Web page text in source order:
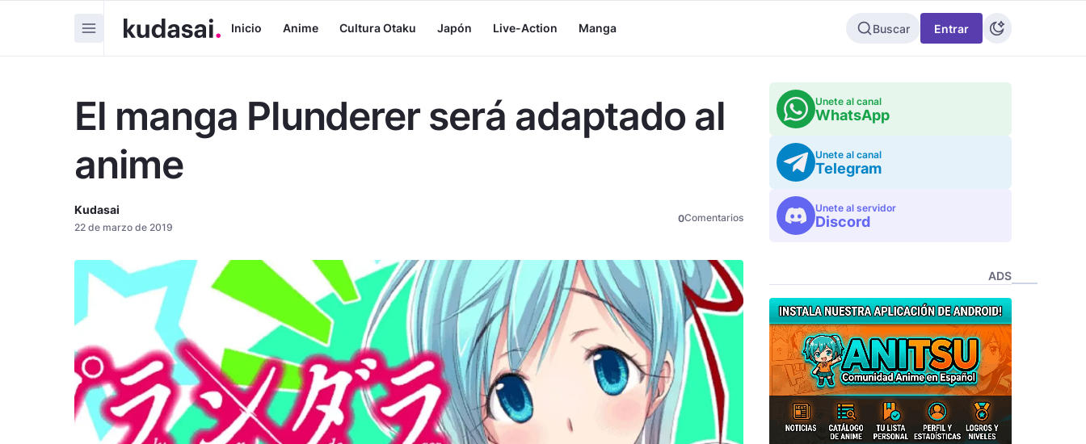
Inicio Anime Cultura Otaku Japón Live-Action Manga Buscar Entrar
El manga Plunderer será adaptado al
anime
Kudasai
22 de marzo de 2019
0Comentarios
Unete al canal
WhatsApp
Unete al canal
Telegram
Unete al servidor
Discord
ADS